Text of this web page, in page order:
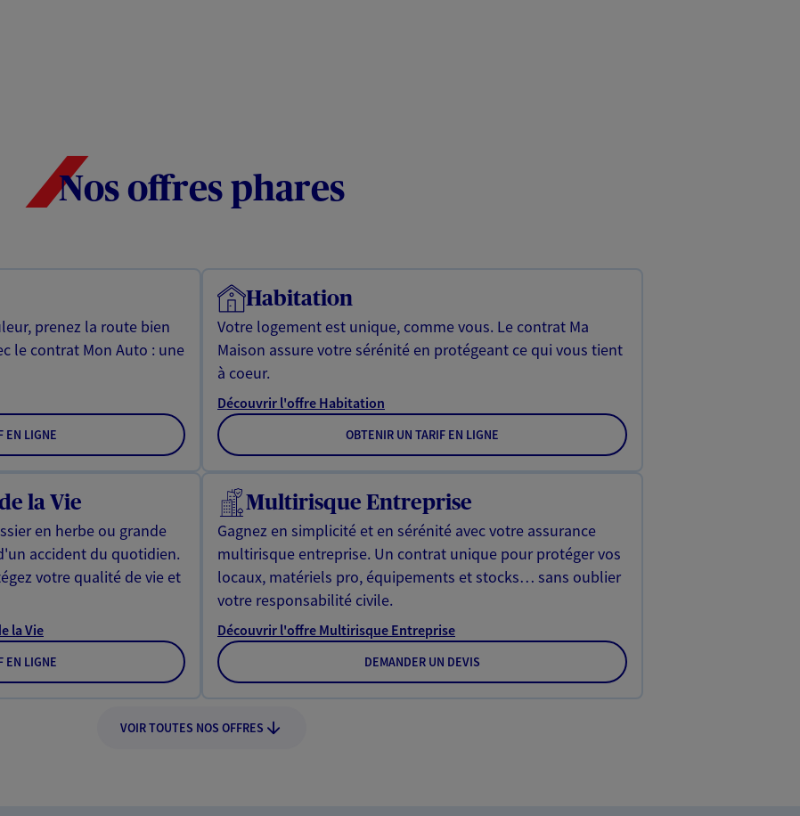
Nos offres phares
prenez la route bien
le contrat Mon Auto : une
EN LIGNE
Habitation
Votre logement est unique, comme vous. Le contrat Ma
Maison assure votre sérénité en protégeant ce qui vous tient
à coeur.
Découvrir l'offre Habitation
OBTENIR UN TARIF EN LIGNE
la Vie
en herbe ou grande
accident du quotidien.
votre qualité de vie et
la Vie
EN LIGNE
Multirisque Entreprise
Gagnez en simplicité et en sérénité avec votre assurance
multirisque entreprise. Un contrat unique pour protéger vos
locaux, matériels pro, équipements et stocks… sans oublier
votre responsabilité civile.
Découvrir l'offre Multirisque Entreprise
DEMANDER UN DEVIS
VOIR TOUTES NOS OFFRES